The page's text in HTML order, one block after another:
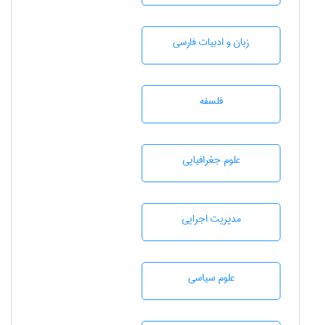
زبان و ادبيات فارسی
فلسفه
علوم جغرافيايی
مديريت اجرايی
علوم سياسی